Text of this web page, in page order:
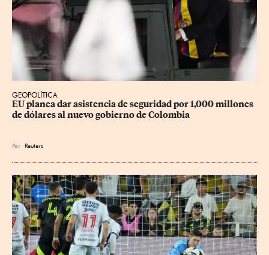
GEOPOLÍTICA
EU planea dar asistencia de seguridad por 1,000 millones
de dólares al nuevo gobierno de Colombia
Por Reuters